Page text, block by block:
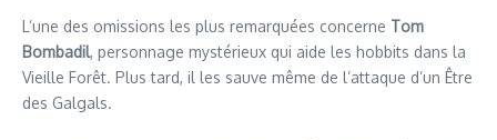
L’une des omissions les plus remarquées concerne Tom
Bombadil, personnage mystérieux qui aide les hobbits dans la
Vieille Forêt. Plus tard, il les sauve même de l’attaque d’un Être
des Galgals.